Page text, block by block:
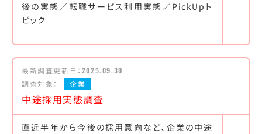
後の実態／転職サービス利用実態／PickUpト
ピック
最新調査更新日： 2025.09.30
調査対象：
企業
中途採用実態調査
直近半年から今後の採用意向など、企業の中途